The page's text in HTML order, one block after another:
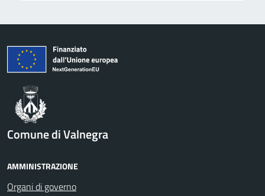
Comune di Valnegra
AMMINISTRAZIONE
Organi di governo